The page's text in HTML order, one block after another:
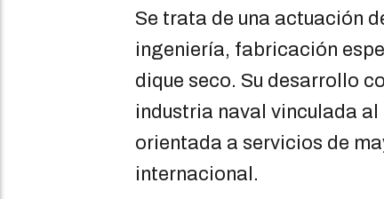
Se trata de una actuación
ingeniería, fabricación
dique seco. Su desarrollo
industria naval vinculada al
orientada a servicios de
internacional.